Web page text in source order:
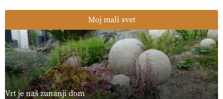
Moj mali svet
Vrt je naš zunanji dom